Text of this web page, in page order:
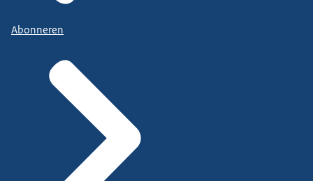
Abonneren